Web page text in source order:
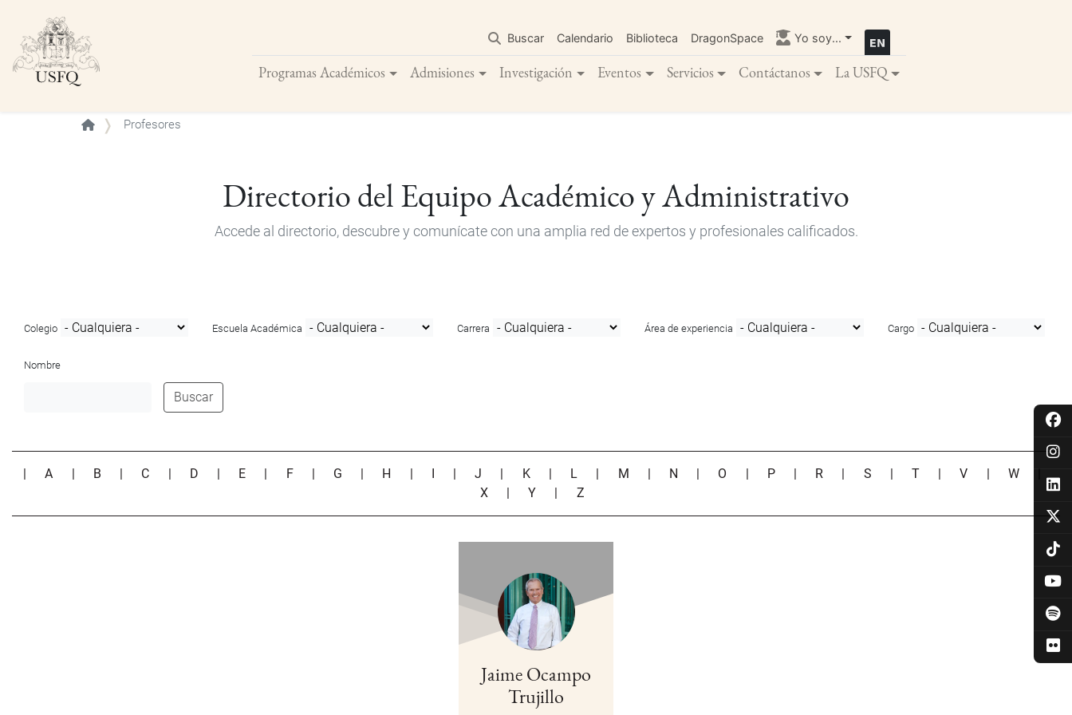
contenido
principal
Buscar Calendario Biblioteca DragonSpace Yo soy...
Programas Académicos Admisiones Investigación Eventos Servicios Contáctanos La USFQ
Buscar
Profesores
Directorio del Equipo Académico y Administrativo
Accede al directorio, descubre y comunícate con una amplia red de expertos y profesionales calificados.
Colegio Escuela Académica Carrera Área de experiencia Cargo
Nombre
Buscar
|A B C D E F G H |J K L M N O P R S |T |V W
|
X
|Y Z
Jaime Ocampo
Trujillo